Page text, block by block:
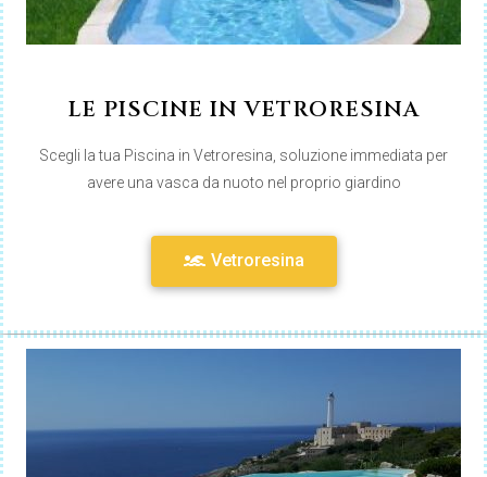
LE PISCINE IN VETRORESINA
Scegli la tua Piscina in Vetroresina, soluzione immediata per
avere una vasca da nuoto nel proprio giardino
Vetroresina